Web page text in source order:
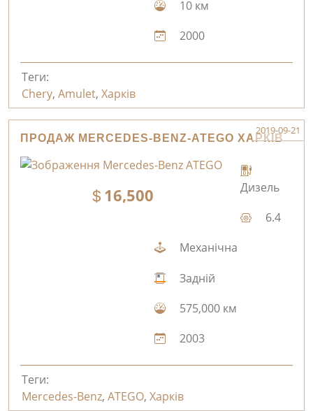
10 км
2000
Теги:
Chery, Amulet, Харків
ПРОДАЖ MERCEDES-BENZ-ATEGO ХАРКІВ
2019-09-21
16,500
Дизель
6.4
Механічна
Задній
575,000 км
2003
Теги:
Mercedes-Benz, ATEGO, Харків